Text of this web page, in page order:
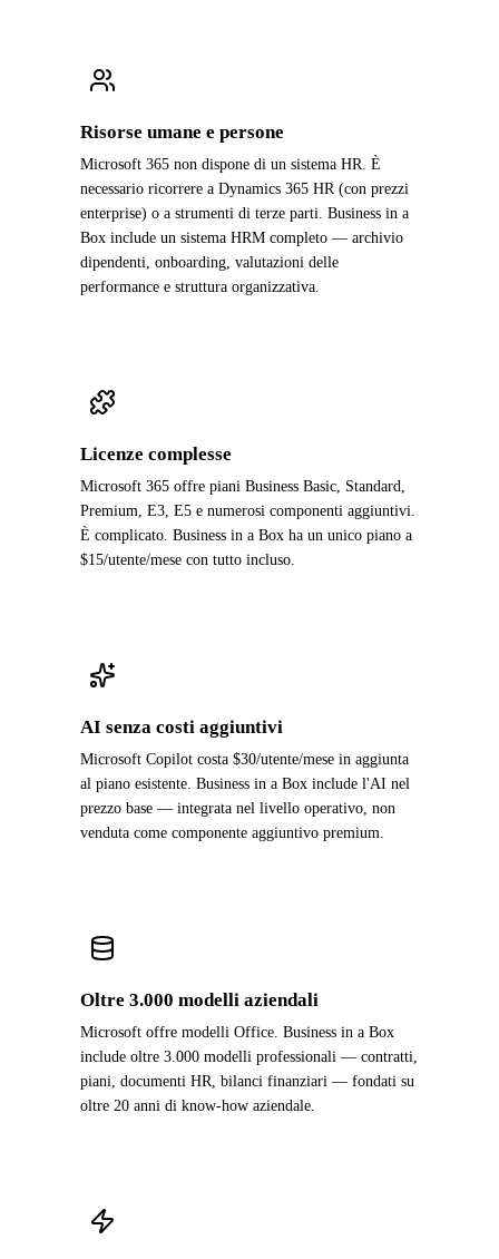
Risorse umane e persone
Microsoft 365 non dispone di un sistema HR. È
necessario ricorrere a Dynamics 365 HR (con prezzi
enterprise) o a strumenti di terze parti. Business in a
Box include un sistema HRM completo — archivio
dipendenti, onboarding, valutazioni delle
performance e struttura organizzativa.
Licenze complesse
Microsoft 365 offre piani Business Basic, Standard,
Premium, E3, E5 e numerosi componenti aggiuntivi.
È complicato. Business in a Box ha un unico piano a
$15/utente/mese con tutto incluso.
AI senza costi aggiuntivi
Microsoft Copilot costa $30/utente/mese in aggiunta
al piano esistente. Business in a Box include l'AI nel
prezzo base — integrata nel livello operativo, non
venduta come componente aggiuntivo premium.
Oltre 3.000 modelli aziendali
Microsoft offre modelli Office. Business in a Box
include oltre 3.000 modelli professionali — contratti,
piani, documenti HR, bilanci finanziari — fondati su
oltre 20 anni di know-how aziendale.